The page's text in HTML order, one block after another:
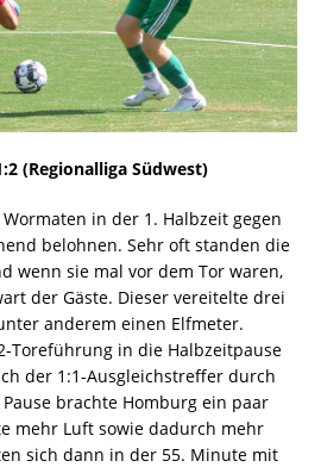
(Regionalliga Südwest)
in der 1. Halbzeit gegen
belohnen. Sehr oft standen die
wenn sie mal vor dem Tor waren,
der Gäste. Dieser vereitelte drei
anderem einen Elfmeter.
Toreführung in die Halbzeitpause
der 1:1-Ausgleichstreffer durch
brachte Homburg ein paar
mehr Luft sowie dadurch mehr
sich dann in der 55. Minute mit